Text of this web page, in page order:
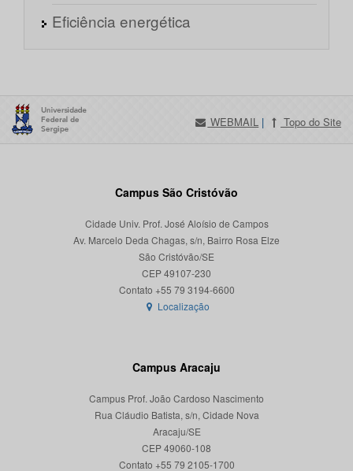
Eficiência energética
WEBMAIL | Topo do Site
Campus São Cristóvão
Cidade Univ. Prof. José Aloísio de Campos
Av. Marcelo Deda Chagas, s/n, Bairro Rosa Elze
São Cristóvão/SE
CEP 49107-230
Localização
Campus Aracaju
Campus Prof. João Cardoso Nascimento
Rua Cláudio Batista, s/n, Cidade Nova
Aracaju/SE
CEP 49060-108